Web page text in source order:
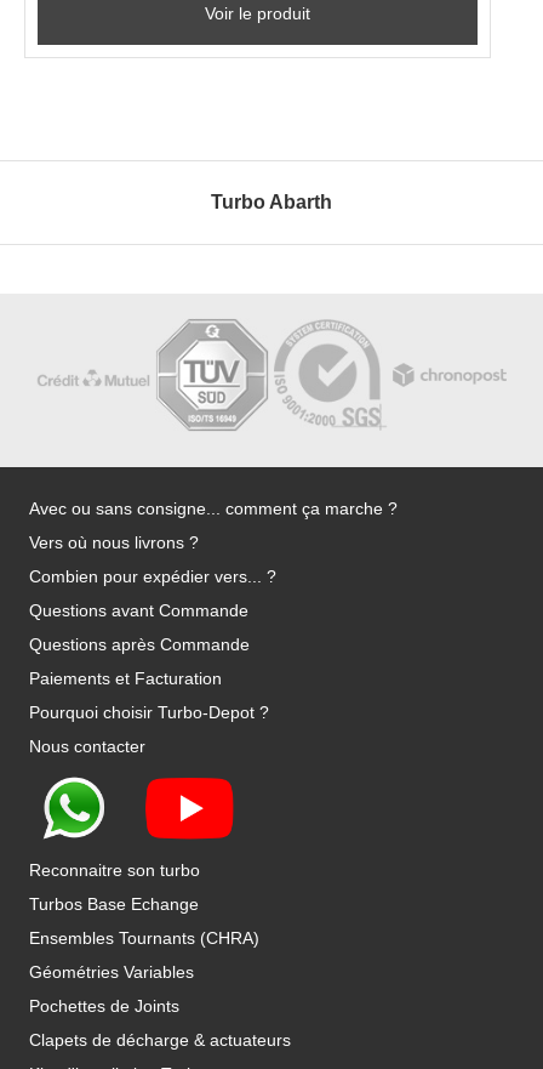
Voir le produit
Turbo Abarth
Avec ou sans consigne... comment ça marche ?
Vers où nous livrons ?
Combien pour expédier vers... ?
Questions avant Commande
Questions après Commande
Paiements et Facturation
Pourquoi choisir Turbo-Depot ?
Nous contacter
Reconnaitre son turbo
Turbos Base Echange
Ensembles Tournants (CHRA)
Géométries Variables
Pochettes de Joints
Clapets de décharge & actuateurs